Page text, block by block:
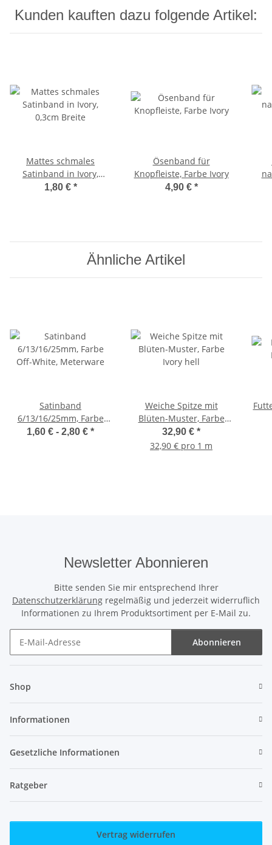
Kunden kauften dazu folgende Artikel:
Mattes schmales
Satinband in Ivory,
0,3cm Breite
1,80 € *
Ösenband für
Knopfleiste, Farbe Ivory
4,90 € *
Ähnliche Artikel
Satinband
6/13/16/25mm, Farbe
Off-White, Meterware
1,60 € - 2,80 € *
Weiche Spitze mit
Blüten-Muster, Farbe
Ivory hell
32,90 € *
32,90 € pro 1 m
Newsletter Abonnieren
Bitte senden Sie mir entsprechend Ihrer
Datenschutzerklärung regelmäßig und jederzeit widerruflich
Informationen zu Ihrem Produktsortiment per E-Mail zu.
Abonnieren
Shop
Informationen
Gesetzliche Informationen
Ratgeber
Vertrag widerrufen